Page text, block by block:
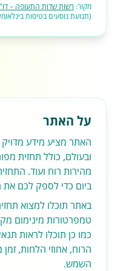
מקור: רשות שדות התעופה – דו"ח שנתי 2025, נמל
(תנועת נוסעים בטיסות
על האתר
האתר מציע מידע מדויק
ובעולם, כולל תחזית
מהירות רוח ועוד.
ביום כדי לספק לכם את
טמפרטורות מינימום
כמו כן תוכלו לראות
הרוח, אחוזי הלחות, זמן
השמש.